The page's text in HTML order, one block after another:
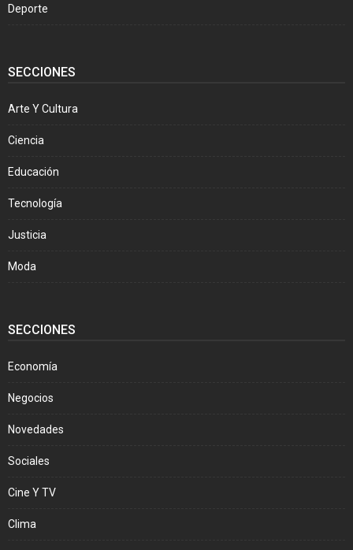
Deporte
SECCIONES
Arte Y Cultura
Ciencia
Educación
Tecnología
Justicia
Moda
SECCIONES
Economía
Negocios
Novedades
Sociales
Cine Y TV
Clima